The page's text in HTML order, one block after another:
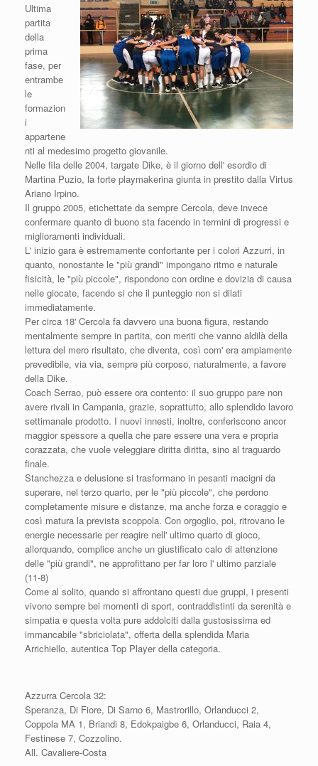
Ultima
partita
della
prima
fase, per
entrambe
le
formazion
i
appartene
nti al medesimo progetto giovanile.
Nelle fila delle 2004, targate Dike, è il giorno dell' esordio di
Martina Puzio, la forte playmakerina giunta in prestito dalla Virtus
Ariano Irpino.
Il gruppo 2005, etichettate da sempre Cercola, deve invece
confermare quanto di buono sta facendo in termini di progressi e
miglioramenti individuali.
L' inizio gara è estremamente confortante per i colori Azzurri, in
quanto, nonostante le "più grandi" impongano ritmo e naturale
fisicità, le "più piccole", rispondono con ordine e dovizia di causa
nelle giocate, facendo si che il punteggio non si dilati
immediatamente.
Per circa 18' Cercola fa davvero una buona figura, restando
mentalmente sempre in partita, con meriti che vanno aldilà della
lettura del mero risultato, che diventa, così com' era ampiamente
prevedibile, via via, sempre più corposo, naturalmente, a favore
della Dike.
Coach Serrao, può essere ora contento: il suo gruppo pare non
avere rivali in Campania, grazie, soprattutto, allo splendido lavoro
settimanale prodotto. I nuovi innesti, inoltre, conferiscono ancor
maggior spessore a quella che pare essere una vera e propria
corazzata, che vuole veleggiare diritta diritta, sino al traguardo
finale.
Stanchezza e delusione si trasformano in pesanti macigni da
superare, nel terzo quarto, per le "più piccole", che perdono
completamente misure e distanze, ma anche forza e coraggio e
così matura la prevista scoppola. Con orgoglio, poi, ritrovano le
energie necessarie per reagire nell' ultimo quarto di gioco,
allorquando, complice anche un giustificato calo di attenzione
delle "più grandi", ne approfittano per far loro l' ultimo parziale
(11-8)
Come al solito, quando si affrontano questi due gruppi, i presenti
vivono sempre bei momenti di sport, contraddistinti da serenità e
simpatia e questa volta pure addolciti dalla gustosissima ed
immancabile "sbriciolata", offerta della splendida Maria
Arrichiello, autentica Top Player della categoria.
Azzurra Cercola 32:
Speranza, Di Fiore, Di Sarno 6, Mastrorillo, Orlanducci 2,
Coppola MA 1, Briandi 8, Edokpaigbe 6, Orlanducci, Raia 4,
Festinese 7, Cozzolino.
All. Cavaliere-Costa